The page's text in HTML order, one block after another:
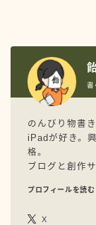
プロフィールを読
X
audiobook.jp
WordPressテ
オーディオブッ
書
のんびり物書
iPadが好き。
格。
ブログと創作
プロフィールを読む
X